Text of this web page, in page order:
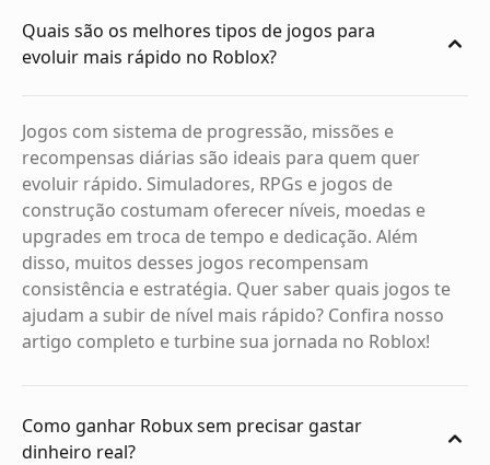
Quais são os melhores tipos de jogos para
evoluir mais rápido no Roblox?
Jogos com sistema de progressão, missões e
recompensas diárias são ideais para quem quer
evoluir rápido. Simuladores, RPGs e jogos de
construção costumam oferecer níveis, moedas e
upgrades em troca de tempo e dedicação. Além
disso, muitos desses jogos recompensam
consistência e estratégia. Quer saber quais jogos te
ajudam a subir de nível mais rápido? Confira nosso
artigo completo e turbine sua jornada no Roblox!
Como ganhar Robux sem precisar gastar
dinheiro real?